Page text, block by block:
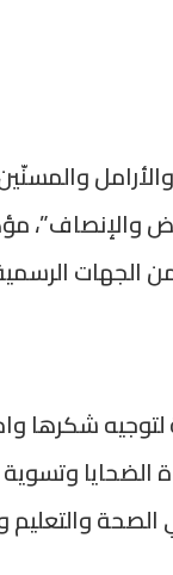
والأرامل
والإنصاف”،
الجهات
الضحايا